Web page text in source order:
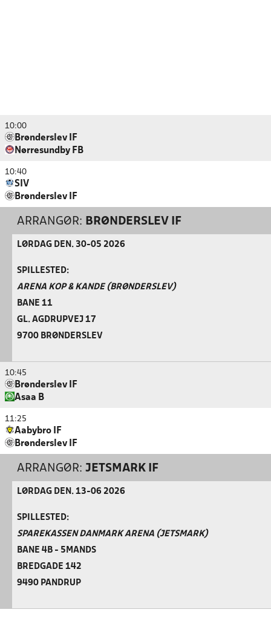
10:00
Brønderslev IF
Nørresundby FB
10:40
SIV
Brønderslev IF
ARRANGØR: BRØNDERSLEV IF
LØRDAG DEN. 30-05 2026
SPILLESTED:
ARENA KOP & KANDE (BRØNDERSLEV)
BANE 11
GL. AGDRUPVEJ 17
9700 BRØNDERSLEV
10:45
Brønderslev IF
Asaa B
11:25
Aabybro IF
Brønderslev IF
ARRANGØR: JETSMARK IF
LØRDAG DEN. 13-06 2026
SPILLESTED:
SPAREKASSEN DANMARK ARENA (JETSMARK)
BANE 4B - 5MANDS
BREDGADE 142
9490 PANDRUP